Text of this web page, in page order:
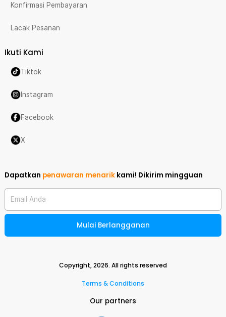
Konfirmasi Pembayaran
Lacak Pesanan
Ikuti Kami
Tiktok
Instagram
Facebook
X
Dapatkan penawaran menarik kami! Dikirim mingguan
Email Anda
Mulai Berlangganan
Copyright,2026. All rights reserved
Terms & Conditions
Our partners